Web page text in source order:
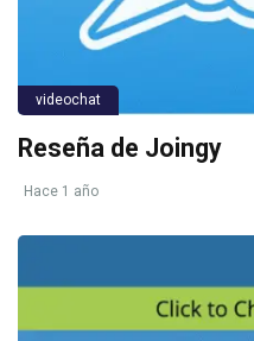
videochat
Reseña de Joingy
Hace 1 año